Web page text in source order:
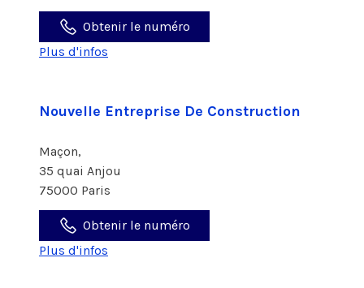
Obtenir le numéro
Plus d'infos
Nouvelle Entreprise De Construction
Maçon,
35 quai Anjou
75000 Paris
Obtenir le numéro
Plus d'infos